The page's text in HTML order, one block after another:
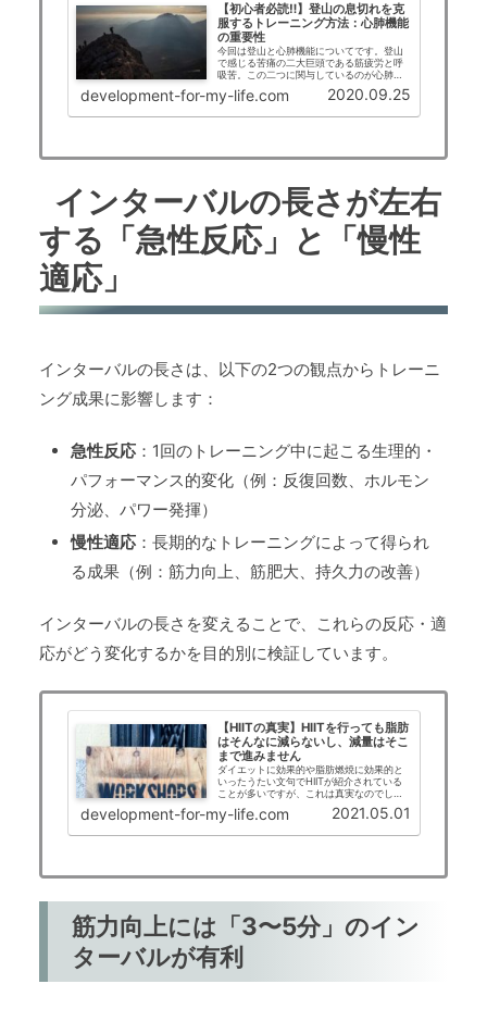
【初心者必読‼】登山の息切れを克
服するトレーニング方法：心肺機能
の重要性
今回は登山と心肺機能についてです。登山
で感じる苦痛の二大巨頭である筋疲労と呼
吸苦。この二つに関与しているのが心肺機
能です。この心肺機能についての解説と心
肺機能を強化する方法について解説してい
development-for-my-life.com 2020.09.25
インターバルの長さが左右
する「急性反応」と「慢性
適応」
インターバルの長さは、以下の2つの観点からトレーニ
ング成果に影響します：
急性反応 ：1回のトレーニング中に起こる生理的・
パフォーマンス的変化（例：反復回数、ホルモン
分泌、パワー発揮）
慢性適応 ：長期的なトレーニングによって得られ
る成果（例：筋力向上、筋肥大、持久力の改善）
インターバルの長さを変えることで、これらの反応・適
応がどう変化するかを目的別に検証しています。
【HIITの真実】HIITを行っても脂肪
はそんなに減らないし、減量はそこ
まで進みません
ダイエットに効果的や脂肪燃焼に効果的と
いったうたい文句でHIITが紹介されている
ことが多いですが、これは真実なのでしょ
うか？？科学的根拠をもとに解説していき
ます。
development-for-my-life.com 2021.05.01
筋力向上には「3〜5分」のイン
ターバルが有利